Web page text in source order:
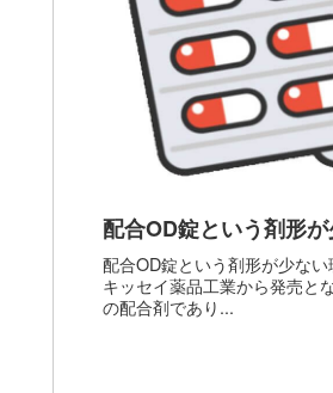
配合OD錠という剤形
配合OD錠という剤形が少な
キッセイ薬品工業から発売と
の配合剤であり...